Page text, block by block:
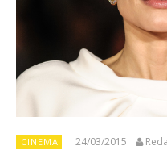
CINEMA 24/03/2015